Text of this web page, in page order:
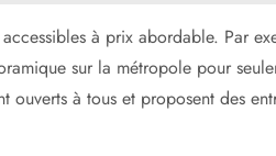
Cependant, le coût de la vie